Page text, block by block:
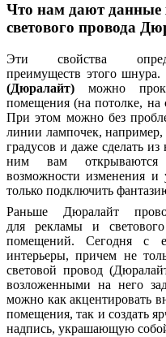
Что нам дают данные
светового провода
Эти свойства
преимуществ этогошнура.
(Дюралайт) можно
помещения (на потолке, на
При этом можно без
линии лампочек, например,
градусов и даже сделать
ним вам открываются
возможности изменения
только подключить
Раньше Дюралайт
для рекламы и св
помещений. Сегодня с
интерьеры, причем не
световой провод
возложенными на него
можно как акцентировать
помещения, так и создать
надпись, украшающую